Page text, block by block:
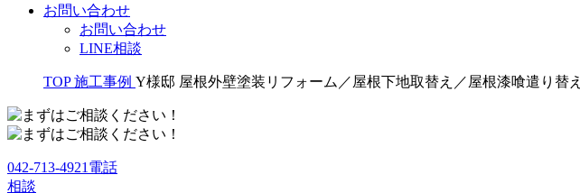
お問い合わせ
お問い合わせ
LINE相談
TOP 施工事例 Y様邸 屋根外壁塗装リフォーム／屋根下地取替え／屋根漆喰遣り替え
042-713-4921 電話
相談